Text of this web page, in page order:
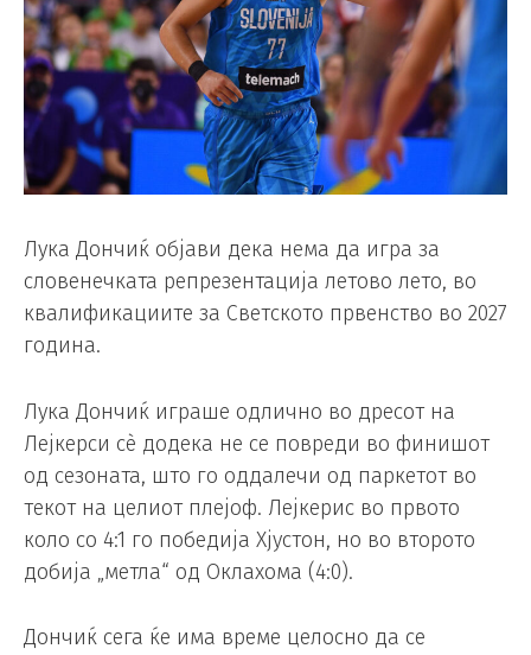
Лука Дончиќ објави дека нема да игра за
словенечката репрезентација летово лето, во
квалификациите за Светското првенство во 2027
година.
Лука Дончиќ играше одлично во дресот на
Лејкерси сè додека не се повреди во финишот
од сезоната, што го оддалечи од паркетот во
текот на целиот плејоф. Лејкерис во првото
коло со 4:1 го победија Хјустон, но во второто
добија „метла“ од Оклахома (4:0).
Дончиќ сега ќе има време целосно да се